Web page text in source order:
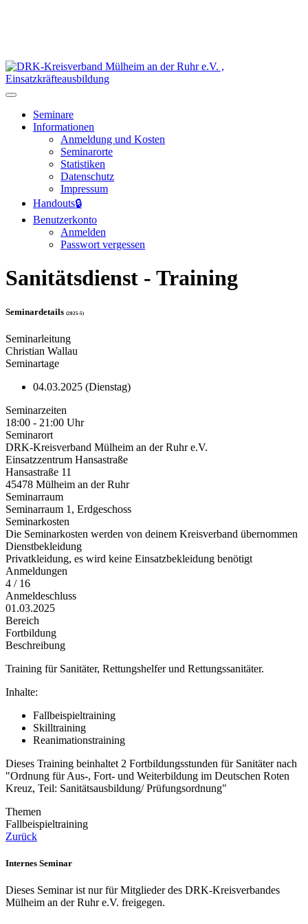
Seminare
Informationen
Anmeldung und Kosten
Seminarorte
Statistiken
Datenschutz
Impressum
Handouts🔒
Benutzerkonto
Anmelden
Passwort vergessen
Sanitätsdienst - Training
Seminardetails (2025-5)
Seminarleitung
Christian Wallau
Seminartage
04.03.2025 (Dienstag)
Seminarzeiten
18:00 - 21:00 Uhr
Seminarort
DRK-Kreisverband Mülheim an der Ruhr e.V.
Einsatzzentrum Hansastraße
Hansastraße 11
45478 Mülheim an der Ruhr
Seminarraum
Seminarraum 1, Erdgeschoss
Seminarkosten
Die Seminarkosten werden von deinem Kreisverband übernommen
Dienstbekleidung
Privatkleidung, es wird keine Einsatzbekleidung benötigt
Anmeldungen
4 / 16
Anmeldeschluss
01.03.2025
Bereich
Fortbildung
Beschreibung
Training für Sanitäter, Rettungshelfer und Rettungssanitäter.
Inhalte:
Fallbeispieltraining
Skilltraining
Reanimationstraining
Dieses Training beinhaltet 2 Fortbildungsstunden für Sanitäter nach
"Ordnung für Aus-, Fort- und Weiterbildung im Deutschen Roten
Kreuz, Teil: Sanitätsausbildung/ Prüfungsordnung"
Themen
Fallbeispieltraining
Zurück
Internes Seminar
Dieses Seminar ist nur für Mitglieder des DRK-Kreisverbandes
Mülheim an der Ruhr e.V. freigegen.